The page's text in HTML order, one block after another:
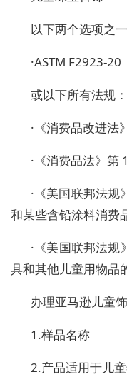
以下两个选项之一
·ASTM F2923-20
或以下所有法规：
· 《消费品改进法
· 《消费品法》第
· 《美国联邦法规
和某些含铅涂料消费
· 《美国联邦法规
具和其他儿童用物品
办理亚马逊儿童
1.样品名称
2.产品适用于儿